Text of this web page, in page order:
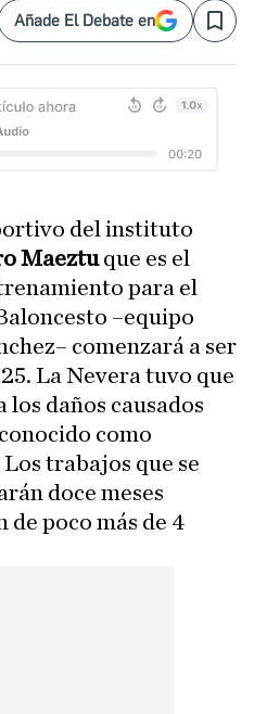
Añade El Debate en Save
del instituto
Maeztuque es el
para el
–equipo
comenzará a ser
La Nevera tuvo que
los daños causados
como
Los trabajos que se
doce meses
poco más de 4